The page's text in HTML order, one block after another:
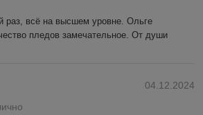
раз, всё на высшем уровне. Ольге
пледов замечательное. От души
04.12.2024